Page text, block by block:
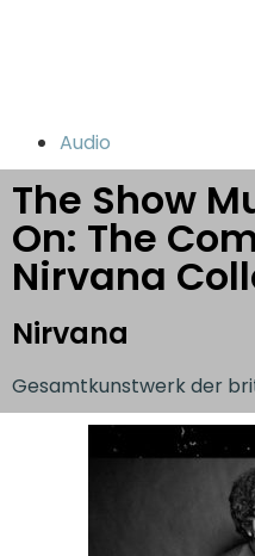
Audio
The Show
On: The
Nirvana
Nirvana
Gesamtkunstwerk der